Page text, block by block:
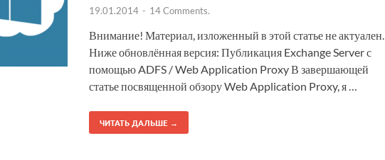
19.01.2014 - 14 Comments.
Внимание! Материал, изложенный в этой статье не актуален.
Ниже обновлённая версия: Публикация Exchange Server с
помощью ADFS / Web Application Proxy В завершающей
статье посвященной обзору Web Application Proxy, я …
ЧИТАТЬ ДАЛЬШЕ →